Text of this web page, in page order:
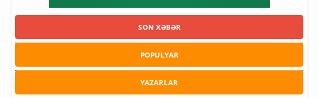
SON XƏBƏR
POPULYAR
YAZARLAR